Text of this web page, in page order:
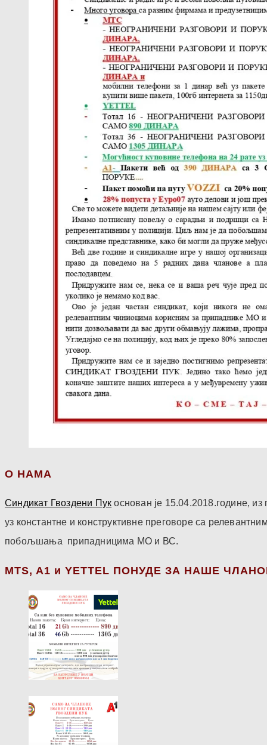
О НАМА
Синдикат Гвоздени Пук основан је 15.04.2018.године,
уз константне и конструктивне преговоре са
побољшања припадницима МО и ВС.
МТS, A1 и YETTEL ПОНУДЕ ЗА НАШЕ